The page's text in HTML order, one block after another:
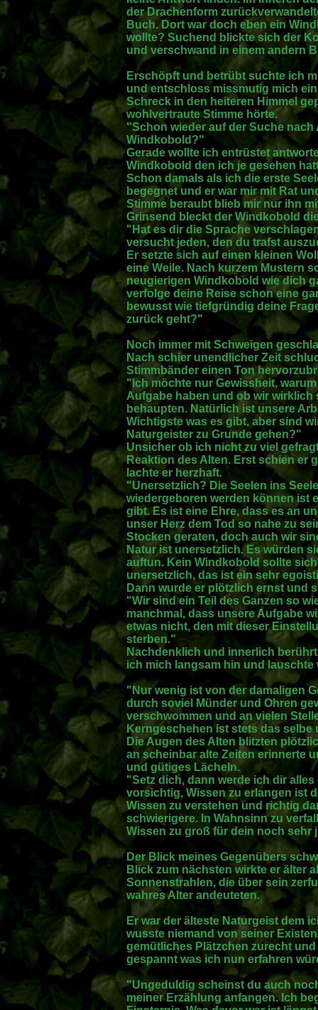
der Drachenform
Buch. Dort war doch eben ein
wollte? Suchend blickte sich der
und verschwand in einem andern
Erschöpft und betrübt suchte ich
und entschloss missmutig mich
Schreck in den heiteren Himmel
wohlvertraute Stimme hörte.
"Schon wieder auf der Suche
Windkobold?"
Gerade wollte ich entrüstet
Windkobold den ich je gesehen
Schon damals als ich die erste
begegnet und er war mir mit Rat
Stimme beraubt blieb mir nur ihn
Grinsend bleckt der Windkobold
"Hat es dir die Sprache
versucht jeden, den du trafst
Er setzte sich auf einen kleinen
eine Weile. Nach kurzem Mustern
neugierigen Windkobold wie dich
verfolge deine Reise schon eine
bewusst wie tiefgründig deine
zurück geht?"
Noch immer mit Schweigen
Nach schier unendlicher Zeit
Stimmbänder einen Ton
"Ich möchte nur Gewissheit,
Aufgabe haben und ob wir
behaupten. Natürlich ist unsere
Wichtigste was es gibt, aber sind
Naturgeister zu Grunde gehen?"
Unsicher ob ich nicht zu viel
Reaktion des Alten. Erst schien er
lachte er herzhaft.
"Unersetzlich? Die Seelen ins
wiedergeboren werden können ist
gibt. Es ist eine Ehre, dass es an
unser Herz dem Tod so nahe zu
Stocken geraten, doch auch wir
Natur ist unersetzlich. Es würden
auftun. Kein Windkobold sollte
unersetzlich, das ist ein sehr
Dann wurde er plötzlich ernst und
"Wir sind ein Teil des Ganzen so
manchmal, dass unsere Aufgabe
etwas nicht, den mit dieser
sterben."
Nachdenklich und innerlich
ich mich langsam hin und lauschte
"Nur wenig ist von der damaligen
durch soviel Münder und Ohren
verschwommen und an vielen
Kerngeschehen ist stets das selbe
Die Augen des Alten blitzten
an scheinbar alte Zeiten erinnerte
und gütiges Lächeln.
"Setz dich, dann werde ich dir
vorsichtig, Wissen zu erlangen ist
Wissen zu verstehen und richtig
schwierigere. In Wahnsinn zu
Wissen zu groß für dein noch sehr
Der Blick meines Gegenübers
Blick zum nächsten wirkte er älter
Sonnenstrahlen, die über sein
wahres Alter andeuteten.
Er war der älteste Naturgeist dem
wusste niemand von seiner
gemütliches Plätzchen zurecht
gespannt was ich nun erfahren
"Ungeduldig scheinst du auch
meiner Erzählung anfangen. Ich